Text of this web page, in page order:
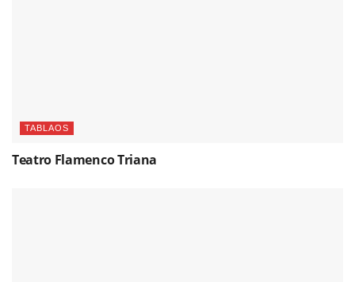
TABLAOS
Teatro Flamenco Triana